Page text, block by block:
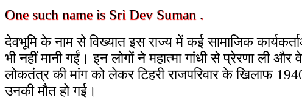
One such name is Sri Dev Suman .
देवभूमि के नाम से विख्यात इस राज्य में कई सामाजिक
भी नहीं मानी गईं। इन लोगों ने महात्मा गांधी से प्रेरणा
लोकतंत्र की मांग को लेकर टिहरी राजपरिवार के खिलाफ
उनकी मौत हो गई।